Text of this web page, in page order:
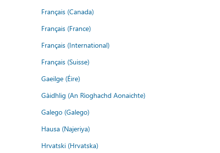
Français (Canada)
Français (France)
Français (International)
Français (Suisse)
Gaeilge (Éire)
Gàidhlig (An Rìoghachd Aonaichte)
Galego (Galego)
Hausa (Najeriya)
Hrvatski (Hrvatska)